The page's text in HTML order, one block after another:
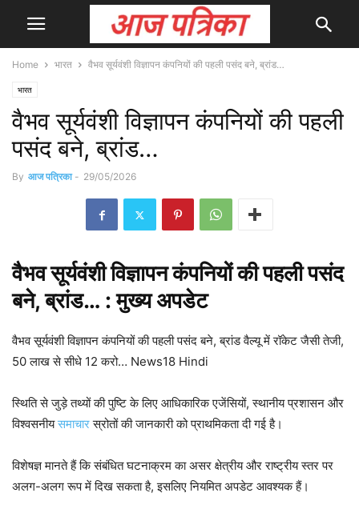
Home भारत वैभव सूर्यवंशी विज्ञापन कंपनियों की पहली पसंद बने, ब्रांड…
भारत
वैभव सूर्यवंशी विज्ञापन कंपनियों की पहली
पसंद बने, ब्रांड…
By आज पत्रिका - 29/05/2026
वैभवसूर्यवंशी विज्ञापन कंपनियों की पहली पसंद
बने, ब्रांड… : मुख्यअपडेट
वैभव सूर्यवंशी विज्ञापन कंपनियों की पहली पसंद बने, ब्रांड वैल्यू में रॉकेट जैसी तेजी,
50 लाख से सीधे 12 करो… News18 Hindi
स्थिति से जुड़े तथ्यों की पुष्टि के लिए आधिकारिक एजेंसियों, स्थानीय प्रशासन और
विश्वसनीयसमाचारस्रोतों की जानकारी को प्राथमिकता दी गई है।
विशेषज्ञ मानते हैं कि संबंधित घटनाक्रम का असर क्षेत्रीय और राष्ट्रीय स्तर पर
अलग-अलग रूप में दिख सकता है, इसलिए नियमित अपडेट आवश्यक हैं।